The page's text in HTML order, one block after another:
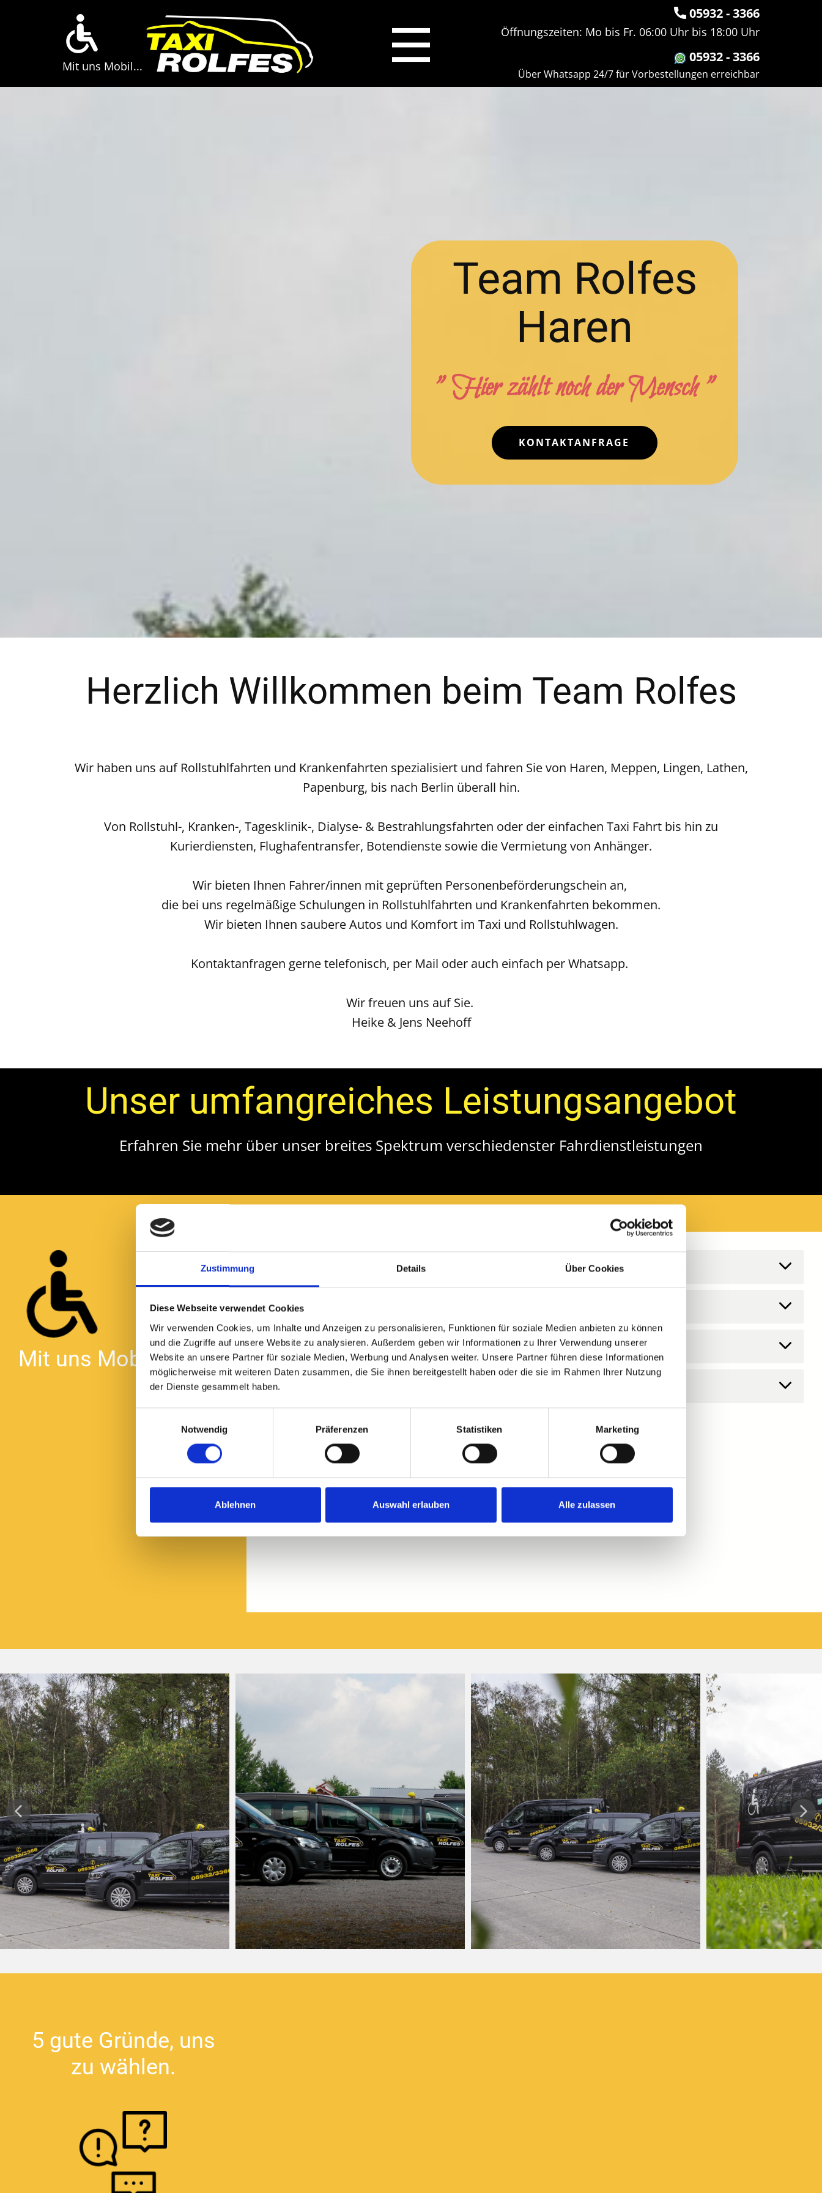
Zustimmung Details Über Cookies
Diese Webseite verwendet Cookies
Wir verwenden Cookies, um Inhalte und Anzeigen zu personalisieren, Funktionen für soziale Medien anbieten zu können
und die Zugriffe auf unsere Website zu analysieren. Außerdem geben wir Informationen zu Ihrer Verwendung unserer
Website an unsere Partner für soziale Medien, Werbung und Analysen weiter. Unsere Partner führen diese Informationen
möglicherweise mit weiteren Daten zusammen, die Sie ihnen bereitgestellt haben oder die sie im Rahmen Ihrer Nutzung
der Dienste gesammelt haben.
Notwendig
Präferenzen Statistiken Marketing
Ablehnen Auswahl erlauben Alle zulassen
05932 - 3366
Öffnungszeiten: Mo bis Fr. 06:00 Uhr bis 18:00 Uhr
05932 - 3366
Mit uns Mobil...
Über Whatsapp 24/7 für Vorbestellungen erreichbar
Team Rolfes
Haren
" Hier zählt noch der Mensch "
KONTAKTANFRAGE
Herzlich Willkommen beim Team Rolfes
Wir haben uns auf Rollstuhlfahrten und Krankenfahrten spezialisiert und fahren Sie von Haren, Meppen, Lingen, Lathen,
Papenburg, bis nach Berlin überall hin.
Von Rollstuhl-, Kranken-, Tagesklinik-, Dialyse- & Bestrahlungsfahrten oder der einfachen Taxi Fahrt bis hin zu
Kurierdiensten, Flughafentransfer, Botendienste sowie die Vermietung von Anhänger.
Wir bieten Ihnen Fahrer/innen mit geprüften Personenbeförderungschein an,
die bei uns regelmäßige Schulungen in Rollstuhlfahrten und Krankenfahrten bekommen.
Wir bieten Ihnen saubere Autos und Komfort im Taxi und Rollstuhlwagen.
Kontaktanfragen gerne telefonisch, per Mail oder auch einfach per Whatsapp.
Wir freuen uns auf Sie.
Heike & Jens Neehoff
Unser umfangreiches Leistungsangebot
Erfahren Sie mehr über unser breites Spektrum verschiedenster Fahrdienstleistungen
Mit uns Mobil...
Krankenfahrten
Kurierdienst
Chauffeurdienst
5 gute Gründe, uns
zu wählen.